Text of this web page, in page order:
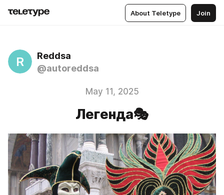
About Teletype Join
R
Reddsa
@autoreddsa
May 11, 2025
Легенда🎭